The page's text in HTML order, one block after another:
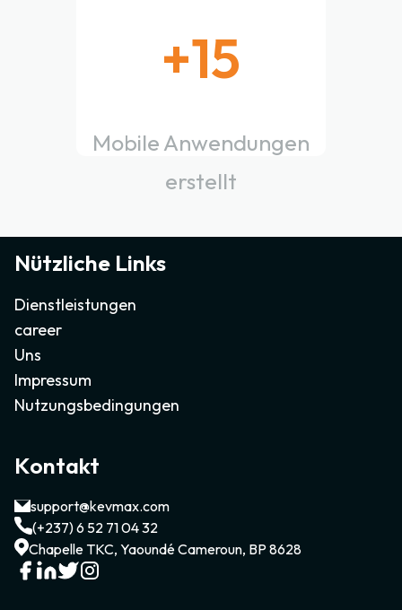
+15
Mobile Anwendungen
erstellt
Nützliche Links
Dienstleistungen
career
Uns
Impressum
Nutzungsbedingungen
Kontakt
support@kevmax.com
(+237) 6 52 71 04 32
Chapelle TKC, Yaoundé Cameroun, BP 8628